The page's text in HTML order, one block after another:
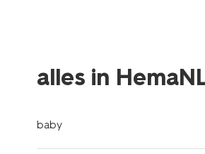
alles in
baby